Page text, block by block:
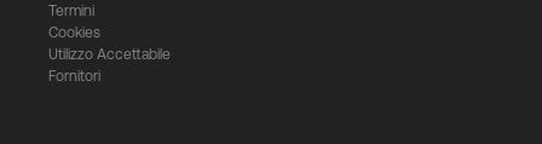
Termini
Cookies
Utilizzo Accettabile
Fornitori